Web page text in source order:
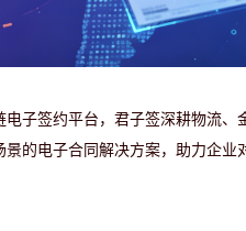
子签约平台，君子签深耕物流、
的电子合同解决方案，助力企业